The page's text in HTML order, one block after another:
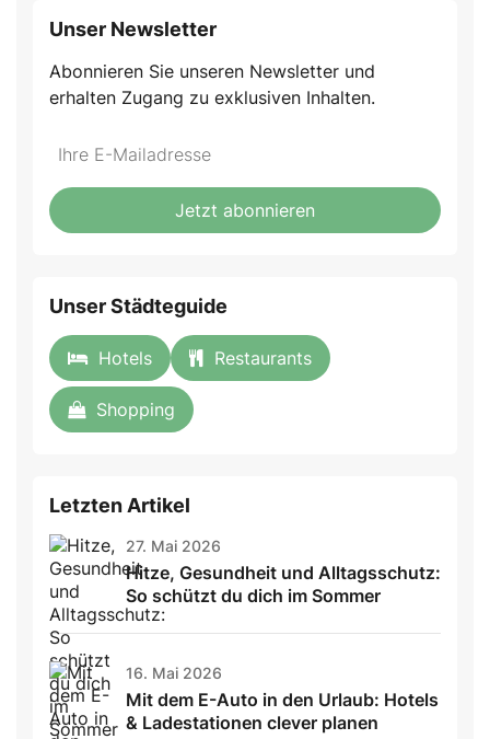
Unser Newsletter
Abonnieren Sie unseren Newsletter und
erhalten Zugang zu exklusiven Inhalten.
Do
fill
this
*Ihre
Mailadresse:
Jetzt abonnieren
Unser Städteguide
Hotels Restaurants
Shopping
Letzten Artikel
27. Mai 2026
Hitze, Gesundheit und Alltagsschutz:
So schützt du dich im Sommer
16. Mai 2026
Mit dem E-Auto in den Urlaub: Hotels
& Ladestationen clever planen